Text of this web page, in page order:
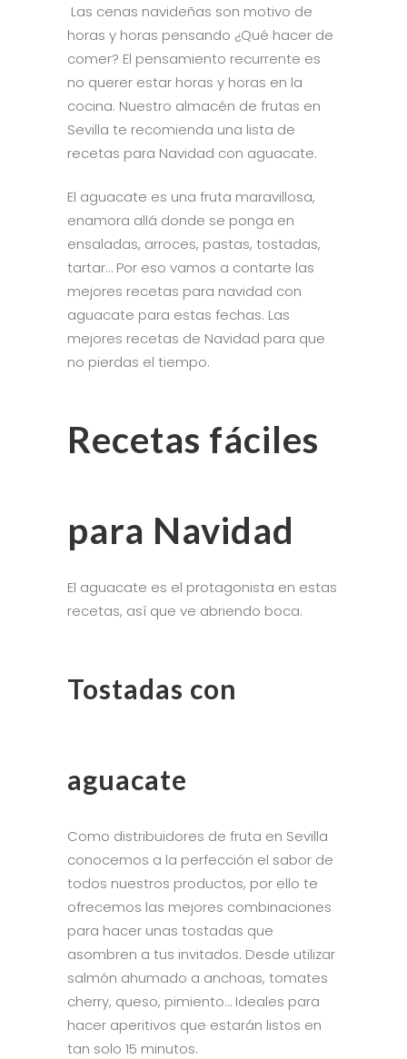
Las cenas navideñas son motivo de
horas y horas pensando ¿Qué hacer de
comer? El pensamiento recurrente es
no querer estar horas y horas en la
cocina. Nuestro almacén de frutas en
Sevilla te recomienda una lista de
recetas para Navidad con aguacate.
El aguacate es una fruta maravillosa,
enamora allá donde se ponga en
ensaladas, arroces, pastas, tostadas,
tartar… Por eso vamos a contarte las
mejores recetas para navidad con
aguacate para estas fechas. Las
mejores recetas de Navidad para que
no pierdas el tiempo.
Recetas fáciles
para Navidad
El aguacate es el protagonista en estas
recetas, así que ve abriendo boca.
Tostadas con
aguacate
Como distribuidores de fruta en Sevilla
conocemos a la perfección el sabor de
todos nuestros productos, por ello te
ofrecemos las mejores combinaciones
para hacer unas tostadas que
asombren a tus invitados. Desde utilizar
salmón ahumado a anchoas, tomates
cherry, queso, pimiento… Ideales para
hacer aperitivos que estarán listos en
tan solo 15 minutos.